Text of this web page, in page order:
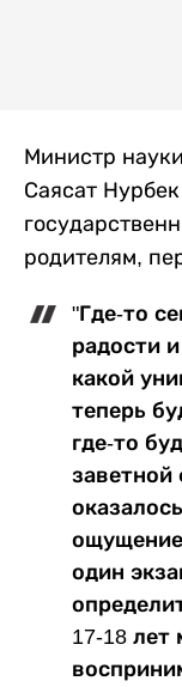
Министр
Саясат
родителям,
"Где-то
радости
какой
теперь
где-то
заветной
ощущение
один
17-18 лет